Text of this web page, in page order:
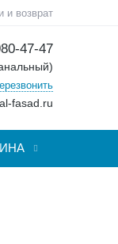
и возврат
47-47
fasad.ru